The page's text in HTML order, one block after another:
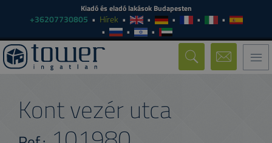
Kiadó és eladó lakások Budapesten
+36207730805 Hírek
Kont vezér utca